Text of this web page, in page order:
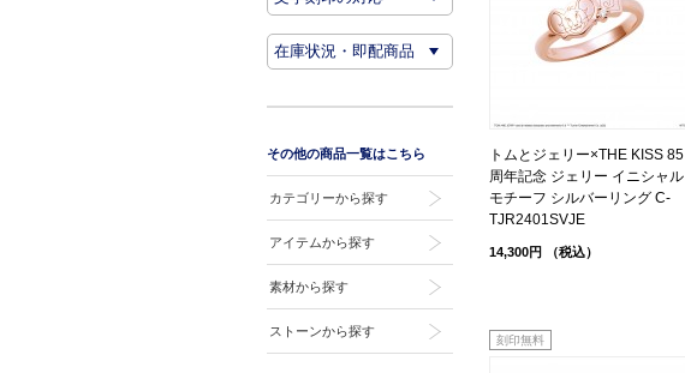
トムとジェリー×THE KISS 85
周年記念 ジェリー イニシャル
モチーフ シルバーリング C-
TJR2401SVJE
14,300円 （税込）
刻印無料
その他の商品一覧はこちら
カテゴリーから探す
アイテムから探す
素材から探す
ストーンから探す